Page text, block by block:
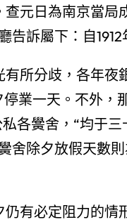
元日為南京當局
訴屬下：自1912
所分歧，各年
業一天。不外，
各黌舍，“均于
舍除夕放假天數
仍有必定阻力的